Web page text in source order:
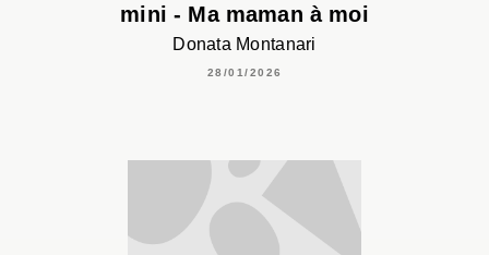
mini - Ma maman à moi
Donata Montanari
28/01/2026